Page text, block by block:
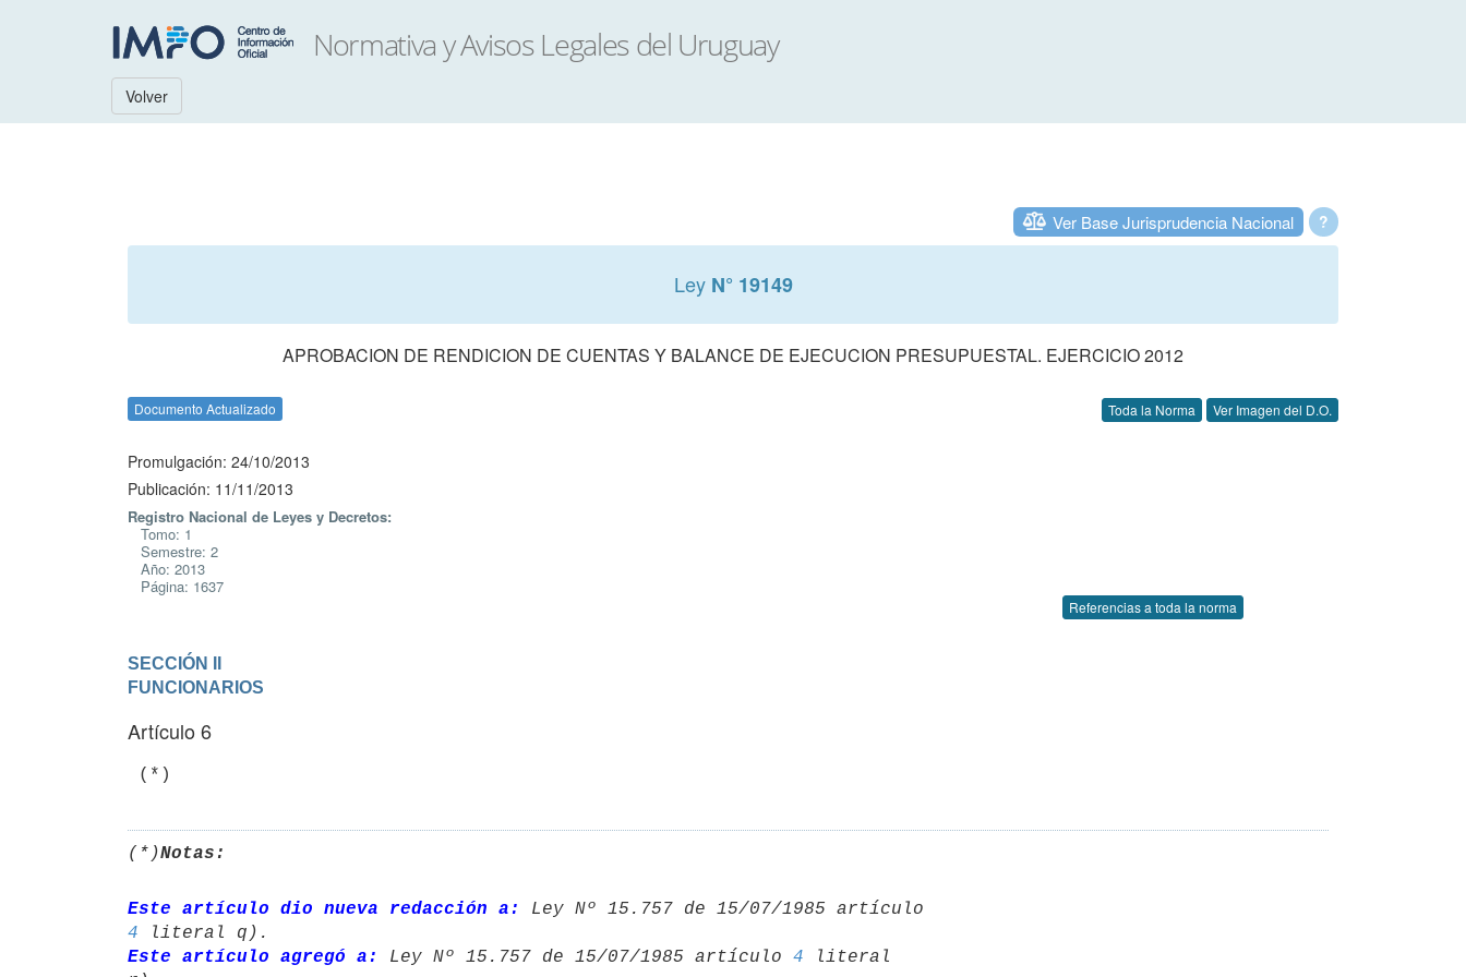
Volver
?
Ver Base Jurisprudencia Nacional
Ley N° 19149
APROBACION DE RENDICION DE CUENTAS Y BALANCE DE EJECUCION PRESUPUESTAL. EJERCICIO 2012
Documento Actualizado Toda la Norma Ver Imagen del D.O.
Promulgación: 24/10/2013
Publicación: 11/11/2013
Registro Nacional de Leyes y Decretos:
Tomo: 1
Semestre: 2
Año: 2013
Página: 1637
Referencias a toda la norma
SECCIÓN II
FUNCIONARIOS
Artículo 6
(*)
(*)Notas:
Este artículo dio nueva redacción a:
4
Este artículo agregó a:
Ley Nº 15.757 de 15/07/1985 artículo 4 literal